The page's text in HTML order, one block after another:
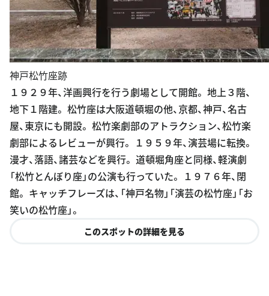
神戸松竹座跡
１９２９年、洋画興行を行う劇場として開館。 地上３階、
地下１階建。 松竹座は大阪道頓堀の他、京都、神戸、名古
屋、東京にも開設。 松竹楽劇部のアトラクション、松竹楽
劇部によるレビューが興行。 １９５９年、演芸場に転換。
漫才、落語、諸芸などを興行。 道頓堀角座と同様、軽演劇
「松竹とんぼり座」の公演も行っていた。 １９７６年、閉
館。 キャッチフレーズは、「神戸名物」「演芸の松竹座」「お
笑いの松竹座」。
このスポットの詳細を見る